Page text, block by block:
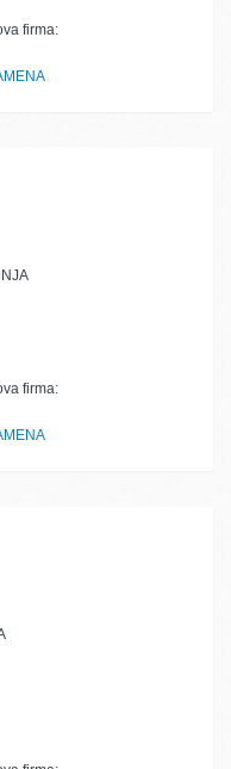
firma:
firma: